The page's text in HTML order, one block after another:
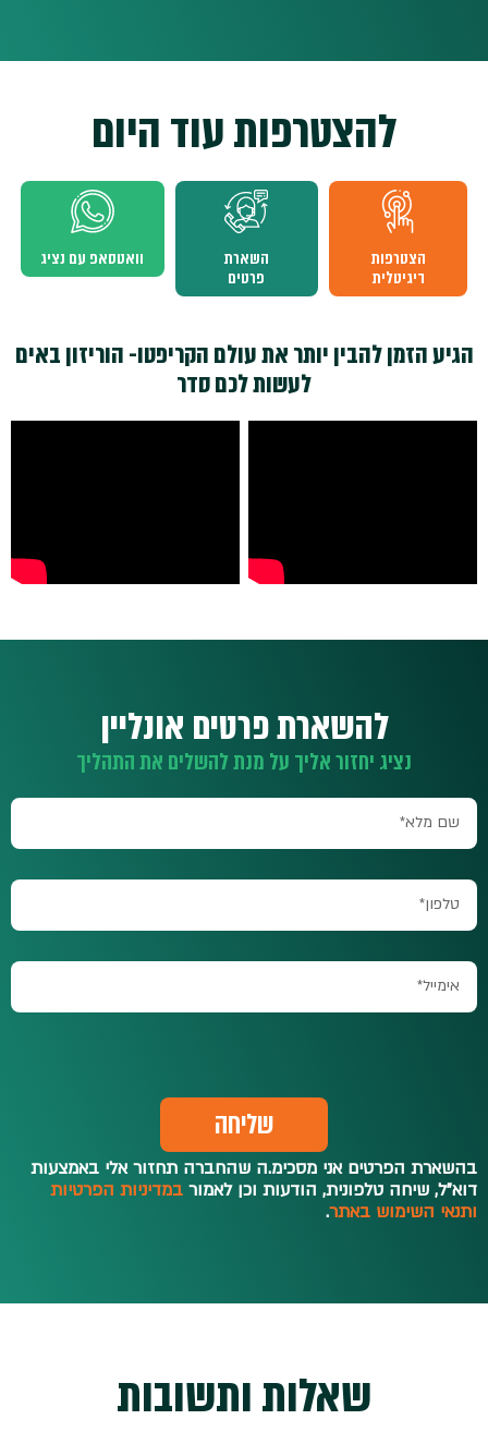
להצטרפות עוד היום
הצטרפות
דיגיטלית
השארת
פרטים
וואטסאפ עם נציג
הגיע הזמן להבין יותר את עולם הקריפטו- הוריזון באים
לעשות לכם סדר
להשארת פרטים אונליין
נציג יחזור אליך על מנת להשלים את התהליך
שליחה
בהשארת הפרטים אני מסכימ.ה שהחברה תחזור אלי באמצעות
דוא"ל, שיחה טלפונית, הודעות וכן לאמור במדיניות הפרטיות
ותנאי השימוש באתר.
שאלות ותשובות